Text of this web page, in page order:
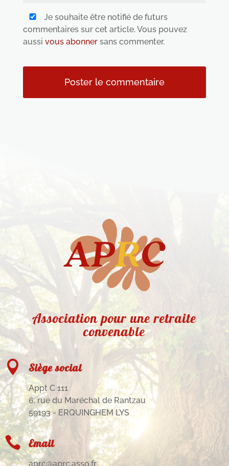
Je souhaite être notifié de futurs
commentaires sur cet article. Vous pouvez
aussi vous abonnersans commenter.
Association pour une retraite
convenable
 Siège social
Appt C 111
6, rue du Maréchal de Rantzau
59193 - ERQUINGHEM LYS
 Email
aprc@aprc.asso.fr